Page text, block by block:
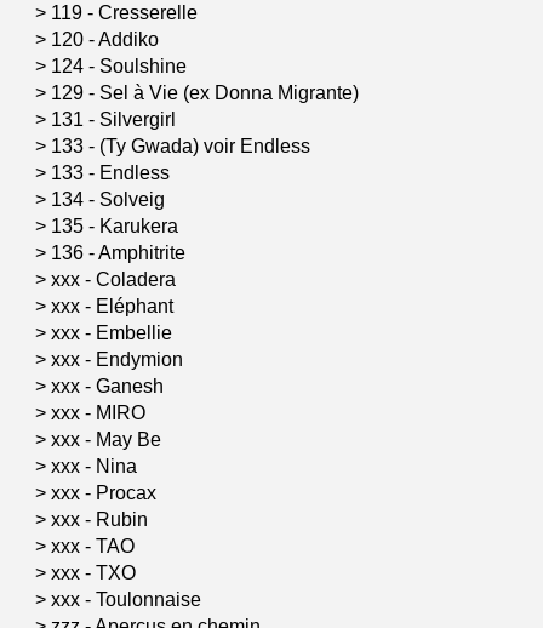
> 119 - Cresserelle
> 120 - Addiko
> 124 - Soulshine
> 129 - Sel à Vie (ex Donna Migrante)
> 131 - Silvergirl
> 133 - (Ty Gwada) voir Endless
> 133 - Endless
> 134 - Solveig
> 135 - Karukera
> 136 - Amphitrite
> xxx - Coladera
> xxx - Eléphant
> xxx - Embellie
> xxx - Endymion
> xxx - Ganesh
> xxx - MIRO
> xxx - May Be
> xxx - Nina
> xxx - Procax
> xxx - Rubin
> xxx - TAO
> xxx - TXO
> xxx - Toulonnaise